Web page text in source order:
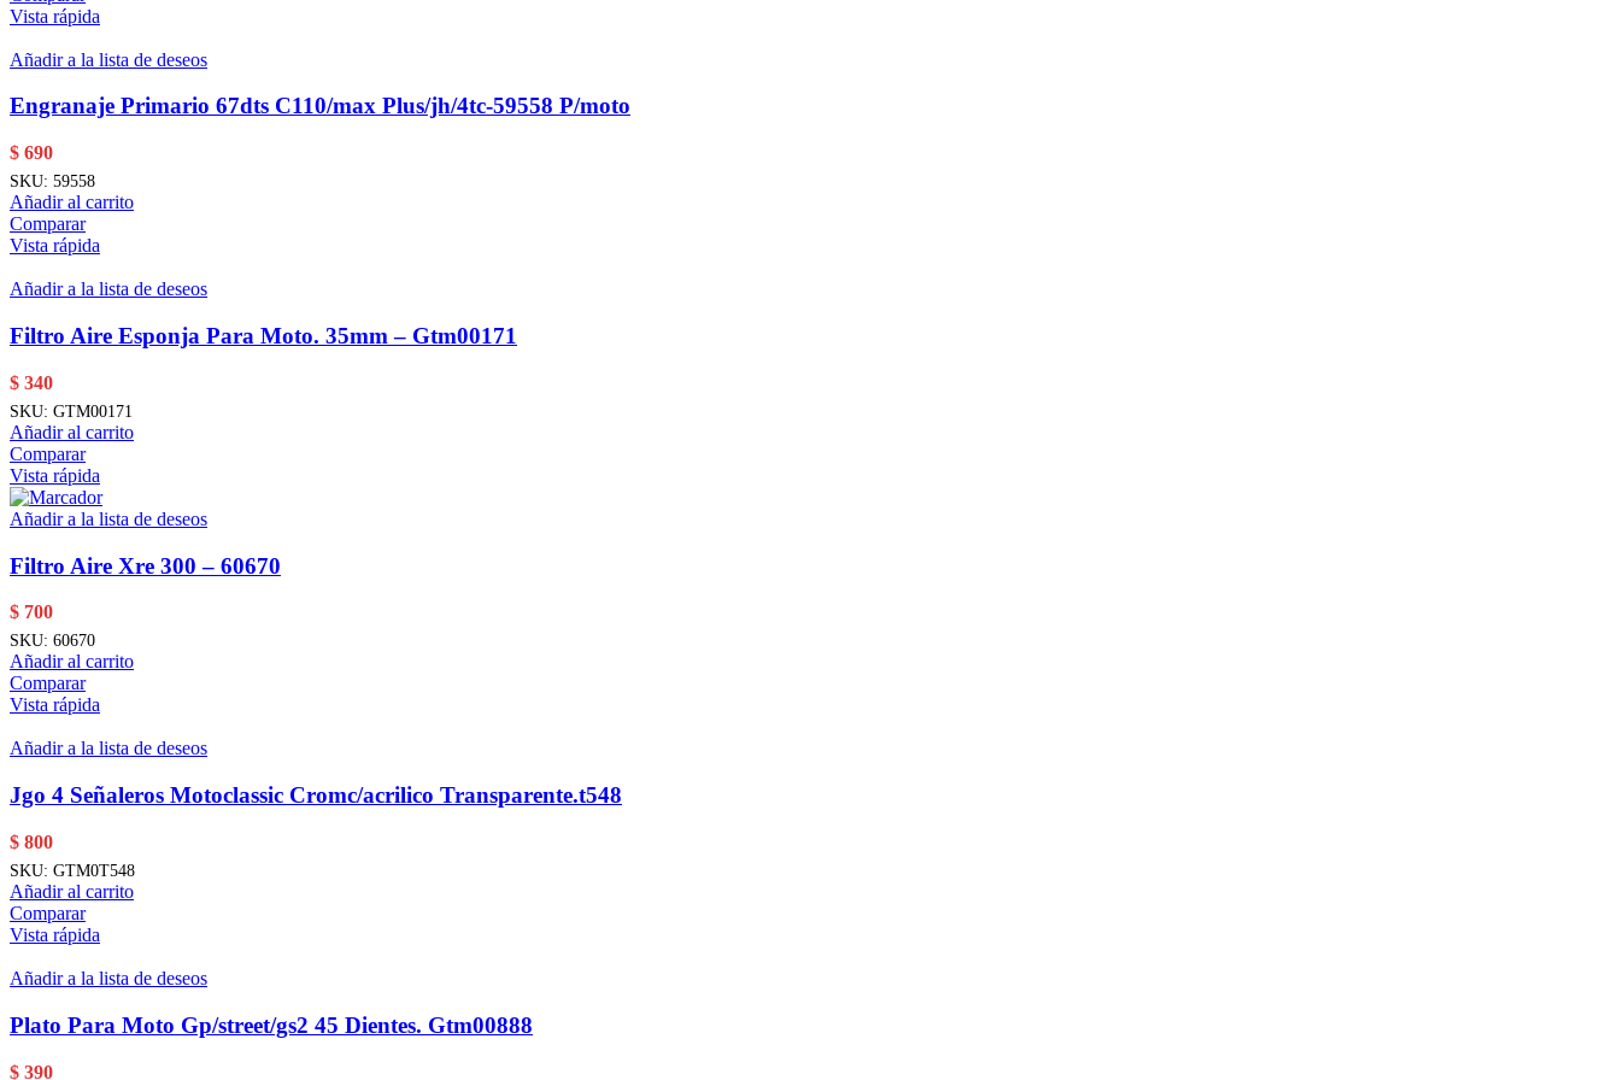
Vista rápida
Añadir a la lista de deseos
Engranaje Primario 67dts C110/max Plus/jh/4tc-59558 P/moto
$ 690
SKU: 59558
Añadir al carrito
Comparar
Vista rápida
Añadir a la lista de deseos
Filtro Aire Esponja Para Moto. 35mm – Gtm00171
$ 340
SKU: GTM00171
Añadir al carrito
Comparar
Vista rápida
Añadir a la lista de deseos
Filtro Aire Xre 300 – 60670
$ 700
SKU: 60670
Añadir al carrito
Comparar
Vista rápida
Añadir a la lista de deseos
Jgo 4 Señaleros Motoclassic Cromc/acrilico Transparente.t548
$ 800
SKU: GTM0T548
Añadir al carrito
Comparar
Vista rápida
Añadir a la lista de deseos
Plato Para Moto Gp/street/gs2 45 Dientes. Gtm00888
$ 390